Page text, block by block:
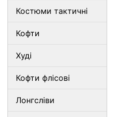
Костюми тактичні
Кофти
Худі
Кофти флісові
Лонгсліви